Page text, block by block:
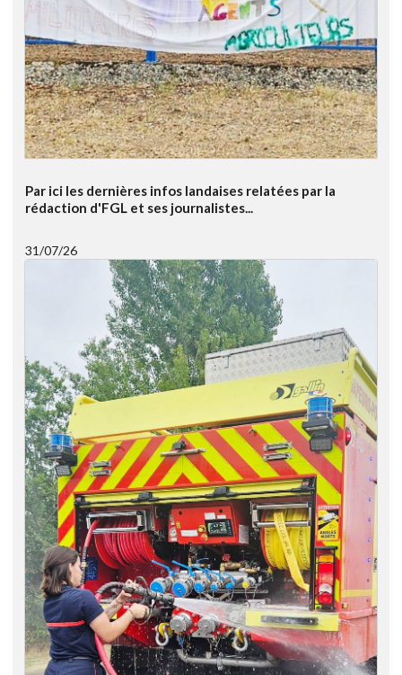
Par ici les dernières infos landaises relatées par la
rédaction d'FGL et ses journalistes...
31/07/26